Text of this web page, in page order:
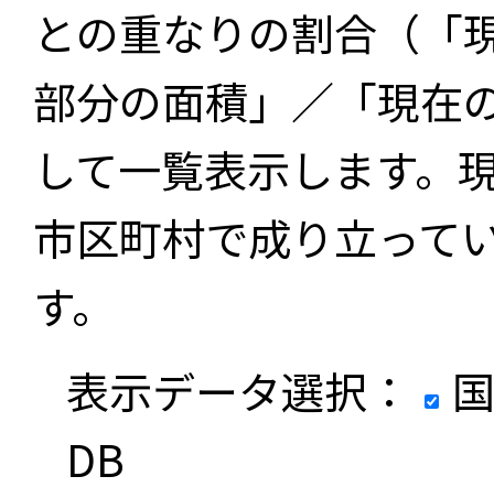
との重なりの割合（「
部分の面積」／「現在
して一覧表示します。
市区町村で成り立って
す。
表示データ選択：
DB